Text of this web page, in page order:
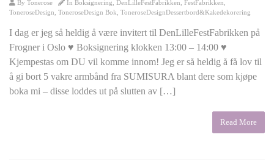
By Tonerose In Boksignering DenLilleFestFabrikken FestFabrikken
ToneroseDesign ToneroseDesign Bok ToneroseDesignDessertbord&Kakedekorering
I dag er jeg så heldig å være invitert til DenLilleFestFabrikken på
Frogner i Oslo ♥ Boksignering klokken 13:00 – 14:00 ♥
Kjempestas om DU vil komme innom! Jeg er så heldig å få lov til
å gi bort 5 vakre armbånd fra SUMISURA blant dere som kjøpe
boka mi – disse loddes ut på slutten av […]
Read More